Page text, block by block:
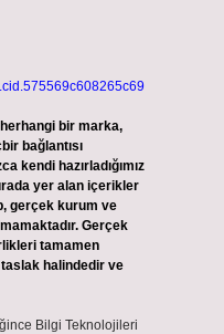
bir marka,
bağlantısı
kendi hazırladığımız
yer alan içerikler
gerçek kurum ve
Gerçek
tamamen
halindedir ve
Bilgi Teknolojileri